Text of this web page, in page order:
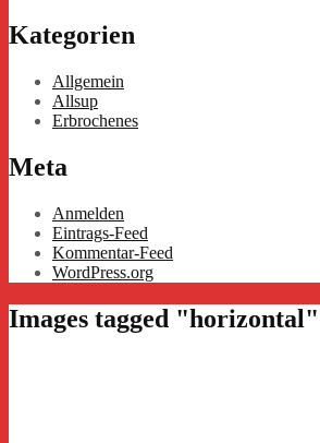
Kategorien
Allgemein
Allsup
Erbrochenes
Meta
Anmelden
Eintrags-Feed
Kommentar-Feed
WordPress.org
Images tagged "horizontal"